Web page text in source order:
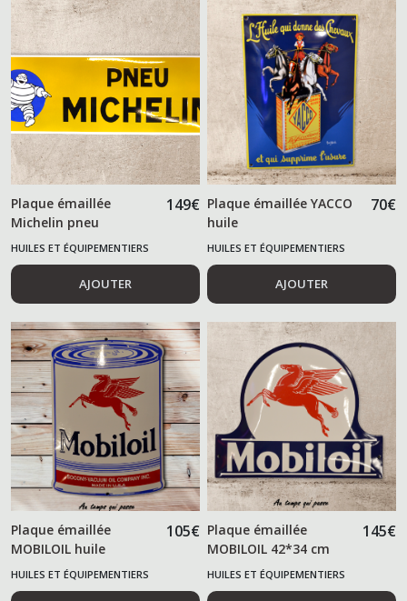
Plaque émaillée
Michelin pneu
149€
HUILES ET ÉQUIPEMENTIERS
AUTOMOBILES
AJOUTER
Plaque émaillée YACCO
huile
70€
HUILES ET ÉQUIPEMENTIERS
AUTOMOBILES
AJOUTER
Plaque émaillée
MOBILOIL huile
105€
HUILES ET ÉQUIPEMENTIERS
AUTOMOBILES
Plaque émaillée
MOBILOIL 42*34 cm
145€
HUILES ET ÉQUIPEMENTIERS
AUTOMOBILES